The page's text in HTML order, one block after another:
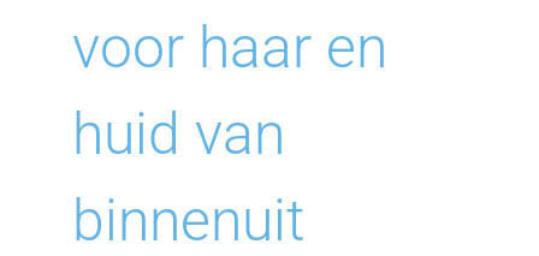
voor haar en
huid van
binnenuit